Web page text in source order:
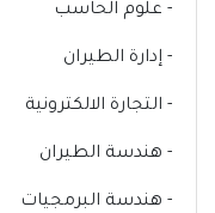
- علوم الحاسب
- إدارة الطيران
- التجارة الالكترونية
- هندسة الطيران
- هندسة البرمجيات